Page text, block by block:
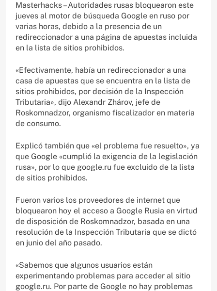
Masterhacks – Autoridades rusas bloquearon este
jueves al motor de búsqueda Google en ruso por
varias horas, debido a la presencia de un
redireccionador a una página de apuestas incluida
en la lista de sitios prohibidos.
«Efectivamente, había un redireccionador a una
casa de apuestas que se encuentra en la lista de
sitios prohibidos, por decisión de la Inspección
Tributaria», dijo Alexandr Zhárov, jefe de
Roskomnadzor, organismo fiscalizador en materia
de consumo.
Explicó también que «el problema fue resuelto», ya
que Google «cumplió la exigencia de la legislación
rusa», por lo que google.ru fue excluido de la lista
de sitios prohibidos.
Fueron varios los proveedores de internet que
bloquearon hoy el acceso a Google Rusia en virtud
de disposición de Roskomnadzor, basada en una
resolución de la Inspección Tributaria que se dictó
en junio del año pasado.
«Sabemos que algunos usuarios están
experimentando problemas para acceder al sitio
google.ru. Por parte de Google no hay problemas